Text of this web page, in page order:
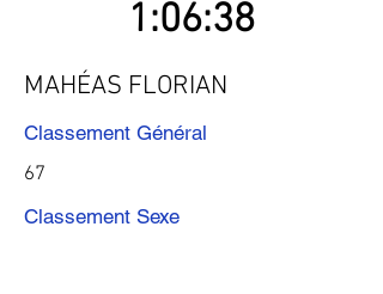
1:06:38
MAHÉAS FLORIAN
Classement Général
67
Classement Sexe